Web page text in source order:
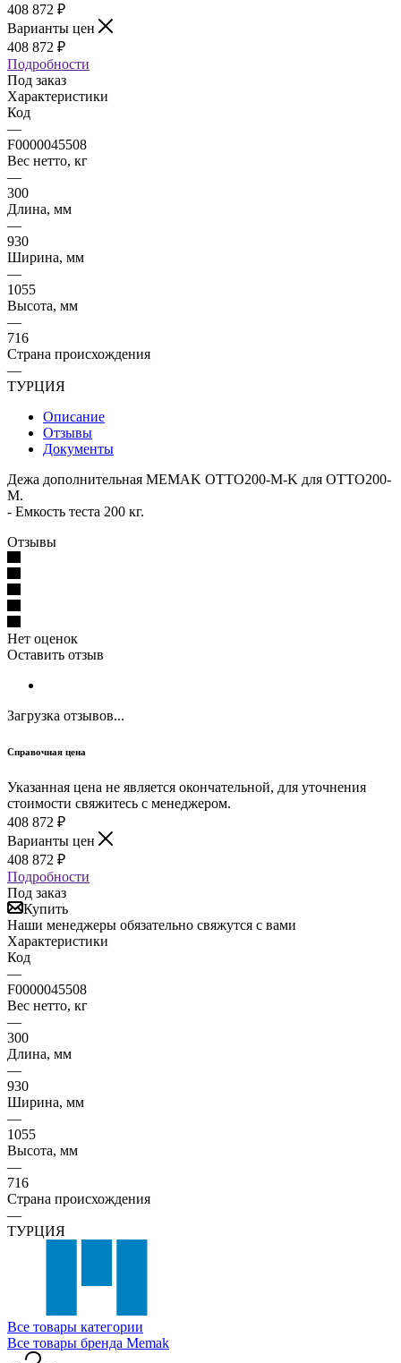
408 872 ₽
Варианты цен
408 872 ₽
Подробности
Под заказ
Характеристики
Код
—
F0000045508
Вес нетто, кг
—
300
Длина, мм
—
930
Ширина, мм
—
1055
Высота, мм
—
716
Страна происхождения
—
ТУРЦИЯ
Описание
Отзывы
Документы
Дежа дополнительная MEMAK OTTO200-M-K для OTTO200-
M.
- Емкость теста 200 кг.
Отзывы
Нет оценок
Оставить отзыв
Загрузка отзывов...
Справочная цена
Указанная цена не является окончательной, для уточнения
стоимости свяжитесь с менеджером.
408 872 ₽
Варианты цен
408 872 ₽
Подробности
Под заказ
Купить
Наши менеджеры обязательно свяжутся с вами
Характеристики
Код
—
F0000045508
Вес нетто, кг
—
300
Длина, мм
—
930
Ширина, мм
—
1055
Высота, мм
—
716
Страна происхождения
—
ТУРЦИЯ
Все товары категории
Все товары бренда Memak